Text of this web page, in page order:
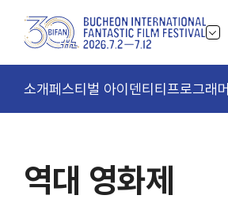
소개페스티벌 아이덴티티 프로그래머
역대 영화제